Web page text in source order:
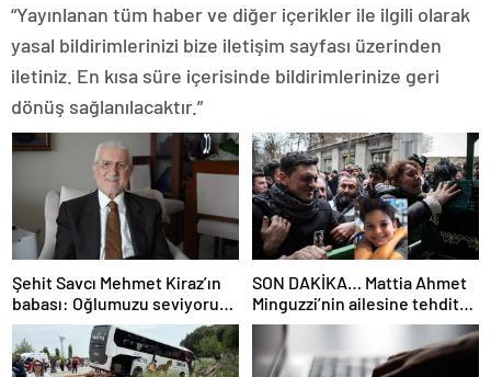
“Yayınlanan tüm haber ve diğer içerikler ile ilgili olarak
yasal bildirimlerinizi bize iletişim sayfası üzerinden
iletiniz. En kısa süre içerisinde bildirimlerinize geri
dönüş sağlanılacaktır.”
Şehit Savcı Mehmet Kiraz’ın
babası: Oğlumuzu seviyoruz
ama devletimizi oğlumuzdan
da çok seviyoruz
SON DAKİKA… Mattia Ahmet
Minguzzi’nin ailesine tehdit
davasında yeni gelişme: İşte
5 şüpheli hakkında istenen
ceza!